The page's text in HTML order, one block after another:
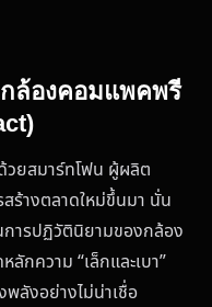
ล้องคอมแพคพรี
ยสมาร์ทโฟน ผู้ผลิต
ร้างตลาดใหม่ขึ้นมา นั่น
การปฏิวัตินิยามของกล้อง
กความ “เล็กและเบา”
ลังอย่างไม่น่าเชื่อ